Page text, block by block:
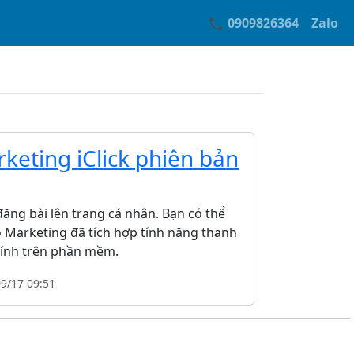
📞 0909826364 Zalo
iClick phiên bản
bài lên trang cá nhân. Bạn có thể
Marketing đã tích hợp tính năng thanh
trên phần mềm.
17 09:51